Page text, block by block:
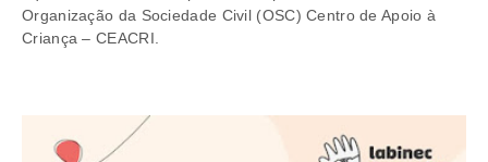
Organização da Sociedade Civil (OSC) Centro de Apoio à
Criança – CEACRI.